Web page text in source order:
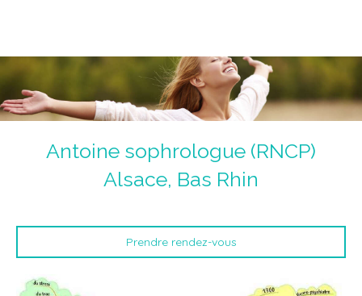
Antoine sophrologue (RNCP)
Alsace, Bas Rhin
Prendre rendez-vous